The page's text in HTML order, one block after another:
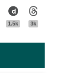
YoutubeDailymotion
1.5k 3k